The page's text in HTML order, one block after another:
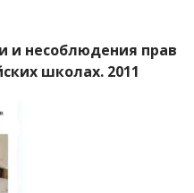
и несоблюдения прав
школах. 2011